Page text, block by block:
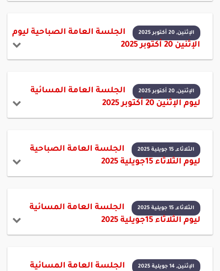
الإثنين, 20 أكتوبر 2025
الجلسة العامة الصباحية ليوم
الإثنين 20 أكتوبر 2025
الإثنين, 20 أكتوبر 2025
الجلسة العامة المسائية
ليوم الإثنين 20 أكتوبر 2025
الثلاثاء, 15 جويلية 2025
الجلسة العامة الصباحية
ليوم الثلاثاء 15جويلية 2025
الثلاثاء, 15 جويلية 2025
الجلسة العامة المسائية
ليوم الثلاثاء 15جويلية 2025
الإثنين, 14 جويلية 2025
الجلسة العامة المسائية